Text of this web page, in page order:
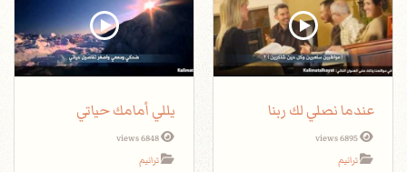
عندما نصلي لك ربنا
6895 views
ترانيم
يللي أمامك حياتي
6848 views
ترانيم